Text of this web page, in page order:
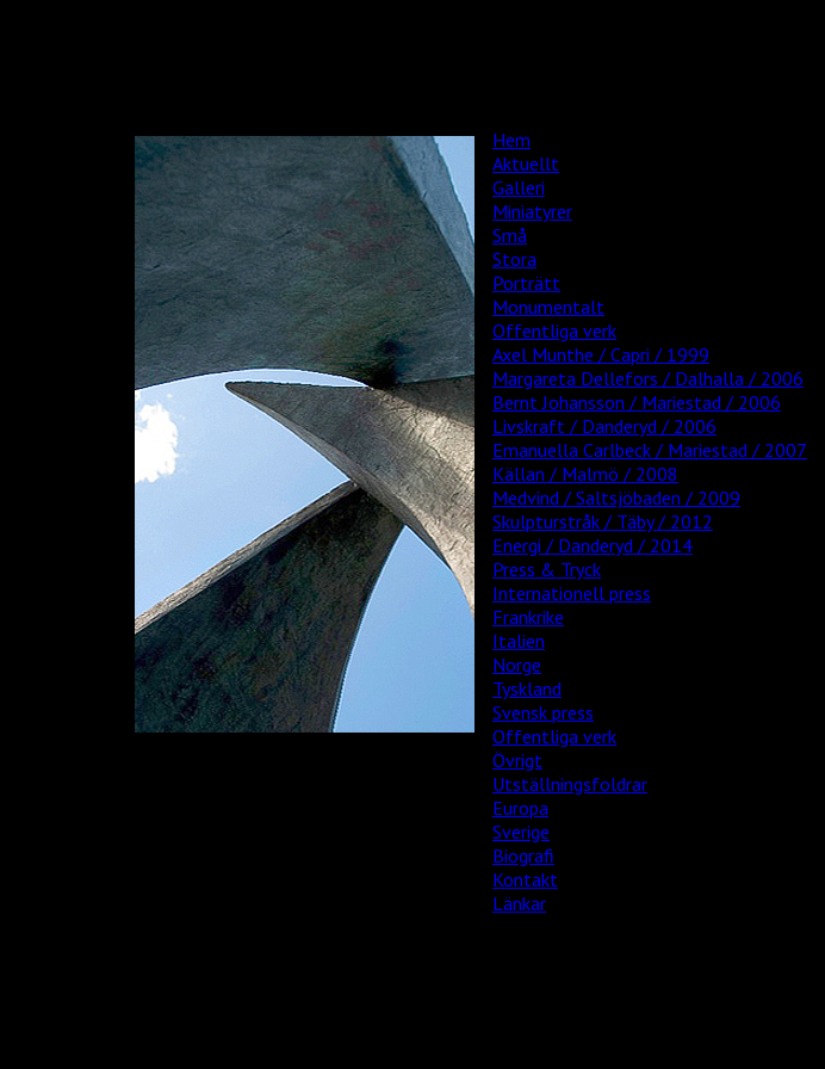
Hem
Aktuellt
Galleri
Miniatyrer
Små
Stora
Porträtt
Monumentalt
Offentliga verk
Axel Munthe / Capri / 1999
Margareta Dellefors / Dalhalla / 2006
Bernt Johansson / Mariestad / 2006
Livskraft / Danderyd / 2006
Emanuella Carlbeck / Mariestad / 2007
Källan / Malmö / 2008
Medvind / Saltsjöbaden / 2009
Skulpturstråk / Täby / 2012
Energi / Danderyd / 2014
Press & Tryck
Internationell press
Frankrike
Italien
Norge
Tyskland
Svensk press
Offentliga verk
Övrigt
Utställningsfoldrar
Europa
Sverige
Biografi
Kontakt
Länkar